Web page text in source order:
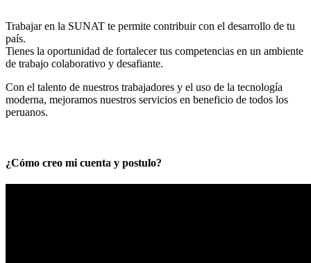
Trabajar en la SUNAT te permite contribuir con el desarrollo de tu
país.
Tienes la oportunidad de fortalecer tus competencias en un ambiente
de trabajo colaborativo y desafiante.
Con el talento de nuestros trabajadores y el uso de la tecnología
moderna, mejoramos nuestros servicios en beneficio de todos los
peruanos.
¿Cómo creo mi cuenta y postulo?